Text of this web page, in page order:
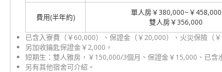
費用(半年約)
單人房￥380,000~￥458,000
雙人房￥356,000
已含入寮費（￥60,000）、保證金（￥20,000）、火災保險（
另加收鑰匙保證金￥2,000。
短期生：雙人雅房，￥150,000/3個月、保證金￥15,000、已含
另有其他宿舍可介紹。